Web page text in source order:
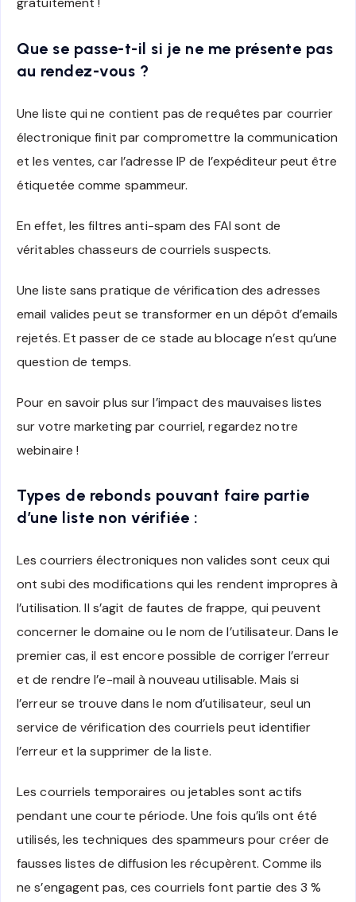
Que se passe-t-il si je ne me présente pas
au rendez-vous ?
Une liste qui ne contient pas de requêtes par courrier
électronique finit par compromettre la communication
et les ventes, car l’adresse IP de l’expéditeur peut être
étiquetée comme spammeur.
En effet, les filtres anti-spam des FAI sont de
véritables chasseurs de courriels suspects.
Une liste sans pratique de vérification des adresses
email valides peut se transformer en un dépôt d’emails
rejetés. Et passer de ce stade au blocage n’est qu’une
question de temps.
Pour en savoir plus sur l’impact des mauvaises listes
sur votre marketing par courriel, regardez notre
webinaire !
Types de rebonds pouvant faire partie
d’une liste non vérifiée :
Les courriers électroniques non valides sont ceux qui
ont subi des modifications qui les rendent impropres à
l’utilisation. Il s’agit de fautes de frappe, qui peuvent
concerner le domaine ou le nom de l’utilisateur. Dans le
premier cas, il est encore possible de corriger l’erreur
et de rendre l’e-mail à nouveau utilisable. Mais si
l’erreur se trouve dans le nom d’utilisateur, seul un
service de vérification des courriels peut identifier
l’erreur et la supprimer de la liste.
Les courriels temporaires ou jetables sont actifs
pendant une courte période. Une fois qu’ils ont été
utilisés, les techniques des spammeurs pour créer de
fausses listes de diffusion les récupèrent. Comme ils
ne s’engagent pas, ces courriels font partie des 3 %